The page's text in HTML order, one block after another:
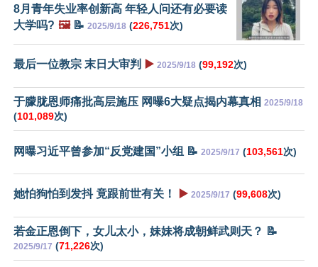
8月青年失业率创新高 年轻人问还有必要读
大学吗? 🖼️📝 2025/9/18 (226,751次)
最后一位教宗 末日大审判 ▶️ 2025/9/18 (99,192次)
于朦胧恩师痛批高层施压 网曝6大疑点揭内幕真相 2025/9/18
(101,089次)
网曝习近平曾参加“反党建国”小组 📝 2025/9/17 (103,561次)
她怕狗怕到发抖 竟跟前世有关！ ▶️ 2025/9/17 (99,608次)
若金正恩倒下，女儿太小，妹妹将成朝鲜武则天？ 📝
2025/9/17 (71,226次)